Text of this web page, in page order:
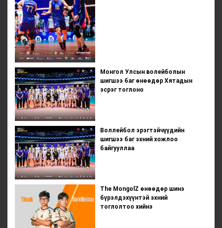
Монгол Улсын волейболын
шигшээ баг өнөөдөр Хятадын
эсрэг тоглоно
Воллейбол эрэгтэйчүүдийн
шигшээ баг эхний хожлоо
байгууллаа
The MongolZ өнөөдөр шинэ
бүрэлдэхүүнтэй эхний
тоглолтоо хийнэ